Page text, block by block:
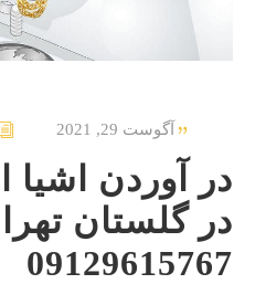
آگوست 29, 2021
در آوردن اشیا
در گلستان
09129615767